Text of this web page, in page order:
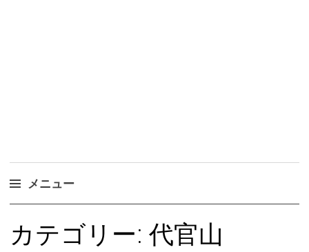
メニュー
ン
カテゴリー: 代官山